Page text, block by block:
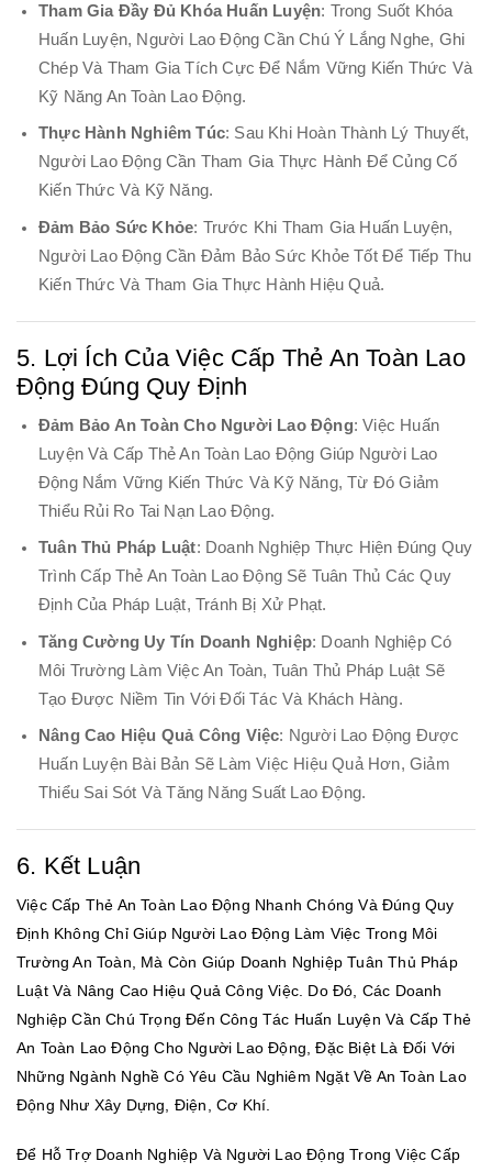
Tham Gia Đầy Đủ Khóa Huấn Luyện: Trong Suốt Khóa
Huấn Luyện, Người Lao Động Cần Chú Ý Lắng Nghe, Ghi
Chép Và Tham Gia Tích Cực Để Nắm Vững Kiến Thức Và
Kỹ Năng An Toàn Lao Động.
Thực Hành Nghiêm Túc: Sau Khi Hoàn Thành Lý Thuyết,
Người Lao Động Cần Tham Gia Thực Hành Để Củng Cố
Kiến Thức Và Kỹ Năng.
Đảm Bảo Sức Khỏe: Trước Khi Tham Gia Huấn Luyện,
Người Lao Động Cần Đảm Bảo Sức Khỏe Tốt Để Tiếp Thu
Kiến Thức Và Tham Gia Thực Hành Hiệu Quả.
5. Lợi Ích Của Việc Cấp Thẻ An Toàn Lao
Động Đúng Quy Định
Đảm Bảo An Toàn Cho Người Lao Động: Việc Huấn
Luyện Và Cấp Thẻ An Toàn Lao Động Giúp Người Lao
Động Nắm Vững Kiến Thức Và Kỹ Năng, Từ Đó Giảm
Thiểu Rủi Ro Tai Nạn Lao Động.
Tuân Thủ Pháp Luật: Doanh Nghiệp Thực Hiện Đúng Quy
Trình Cấp Thẻ An Toàn Lao Động Sẽ Tuân Thủ Các Quy
Định Của Pháp Luật, Tránh Bị Xử Phạt.
Tăng Cường Uy Tín Doanh Nghiệp: Doanh Nghiệp Có
Môi Trường Làm Việc An Toàn, Tuân Thủ Pháp Luật Sẽ
Tạo Được Niềm Tin Với Đối Tác Và Khách Hàng.
Nâng Cao Hiệu Quả Công Việc: Người Lao Động Được
Huấn Luyện Bài Bản Sẽ Làm Việc Hiệu Quả Hơn, Giảm
Thiểu Sai Sót Và Tăng Năng Suất Lao Động.
6. Kết Luận
Việc Cấp Thẻ An Toàn Lao Động Nhanh Chóng Và Đúng Quy
Định Không Chỉ Giúp Người Lao Động Làm Việc Trong Môi
Trường An Toàn, Mà Còn Giúp Doanh Nghiệp Tuân Thủ Pháp
Luật Và Nâng Cao Hiệu Quả Công Việc. Do Đó, Các Doanh
Nghiệp Cần Chú Trọng Đến Công Tác Huấn Luyện Và Cấp Thẻ
An Toàn Lao Động Cho Người Lao Động, Đặc Biệt Là Đối Với
Những Ngành Nghề Có Yêu Cầu Nghiêm Ngặt Về An Toàn Lao
Động Như Xây Dựng, Điện, Cơ Khí.
Để Hỗ Trợ Doanh Nghiệp Và Người Lao Động Trong Việc Cấp